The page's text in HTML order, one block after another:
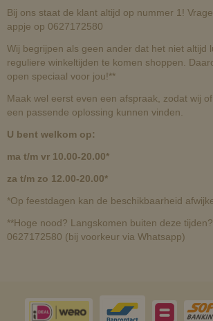
Bij ons staat de klant altijd op nummer 1!
appje op 0627172580
Wij begrijpen als geen ander dat het niet altijd
reguliere winkeltijden te komen shoppen.
open speciaal voor jou!**
Maak wel eerst even een afspraak, zodat wij
een passende oplossing kunnen vinden.
U bent welkom op:
ma t/m vr 10.00-20.00*
za t/m zo 12.00-20.00*
*Op feestdagen kan de beschikbaarheid
**Hoge nood? Langskomen buiten deze
0627172580 (bij voorkeur via Whatsapp)